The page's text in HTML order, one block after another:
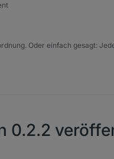
Oder einfach gesagt:
0.2.2